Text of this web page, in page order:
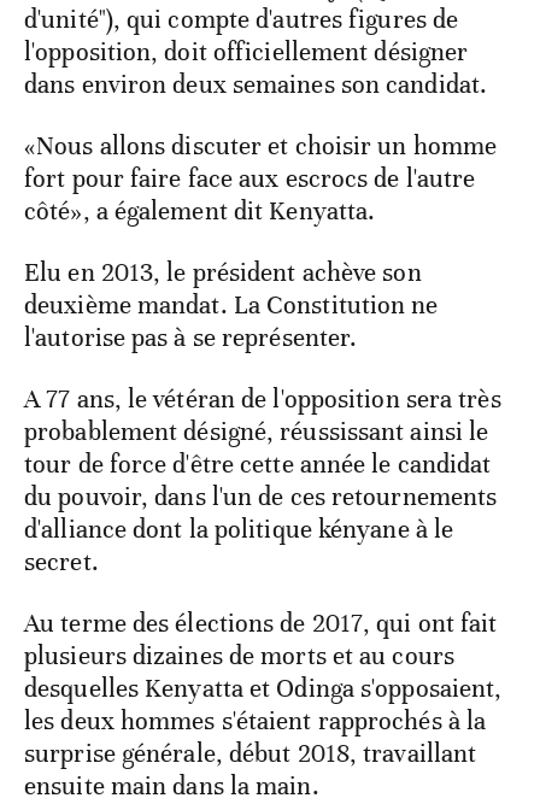
d'unité"), qui compte d'autres figures de
l'opposition, doit officiellement désigner
dans environ deux semaines son candidat.
«Nous allons discuter et choisir un homme
fort pour faire face aux escrocs de l'autre
côté», a également dit Kenyatta.
Elu en 2013, le président achève son
deuxième mandat. La Constitution ne
l'autorise pas à se représenter.
A 77 ans, le vétéran de l'opposition sera très
probablement désigné, réussissant ainsi le
tour de force d'être cette année le candidat
du pouvoir, dans l'un de ces retournements
d'alliance dont la politique kényane à le
secret.
Au terme des élections de 2017, qui ont fait
plusieurs dizaines de morts et au cours
desquelles Kenyatta et Odinga s'opposaient,
les deux hommes s'étaient rapprochés à la
surprise générale, début 2018, travaillant
ensuite main dans la main.